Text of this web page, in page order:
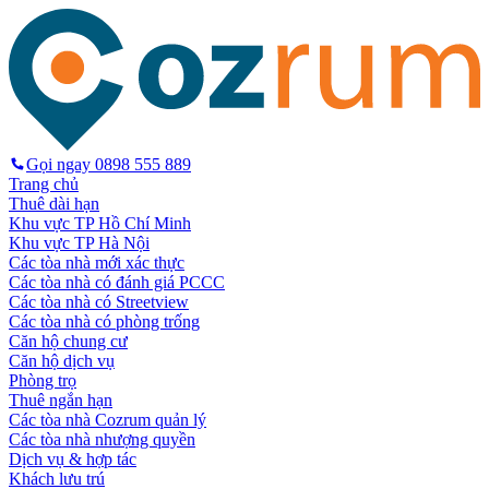
Gọi ngay 0898 555 889
Trang chủ
Thuê dài hạn
Khu vực TP Hồ Chí Minh
Khu vực TP Hà Nội
Các tòa nhà mới xác thực
Các tòa nhà có đánh giá PCCC
Các tòa nhà có Streetview
Các tòa nhà có phòng trống
Căn hộ chung cư
Căn hộ dịch vụ
Phòng trọ
Thuê ngắn hạn
Các tòa nhà Cozrum quản lý
Các tòa nhà nhượng quyền
Dịch vụ & hợp tác
Khách lưu trú